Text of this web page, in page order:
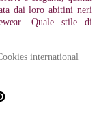
dai loro abitini neri
Quale stile di
international